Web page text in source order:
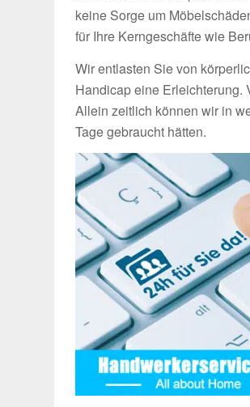
keine Sorge um
für Ihre Kerngeschäfte wie
Wir entlasten Sie von
Handicap eine Erleichterung.
Allein zeitlich können wir in
Tage gebraucht hätten.